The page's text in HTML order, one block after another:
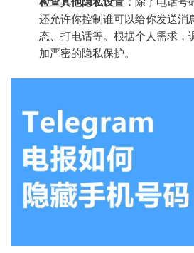
还允许你控制谁可以给你发送消
态、打电话等。根据个人需求，
加严密的隐私保护。